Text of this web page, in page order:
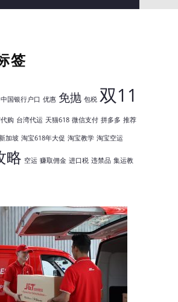
签
中国银行户口 优惠 免抛 包税 双11
购 台湾代运 天猫618 微信支付 拼多多 推荐
加坡 淘宝618年大促 淘宝教学 淘宝空运
略 空运 赚取佣金 进口税 违禁品 集运教